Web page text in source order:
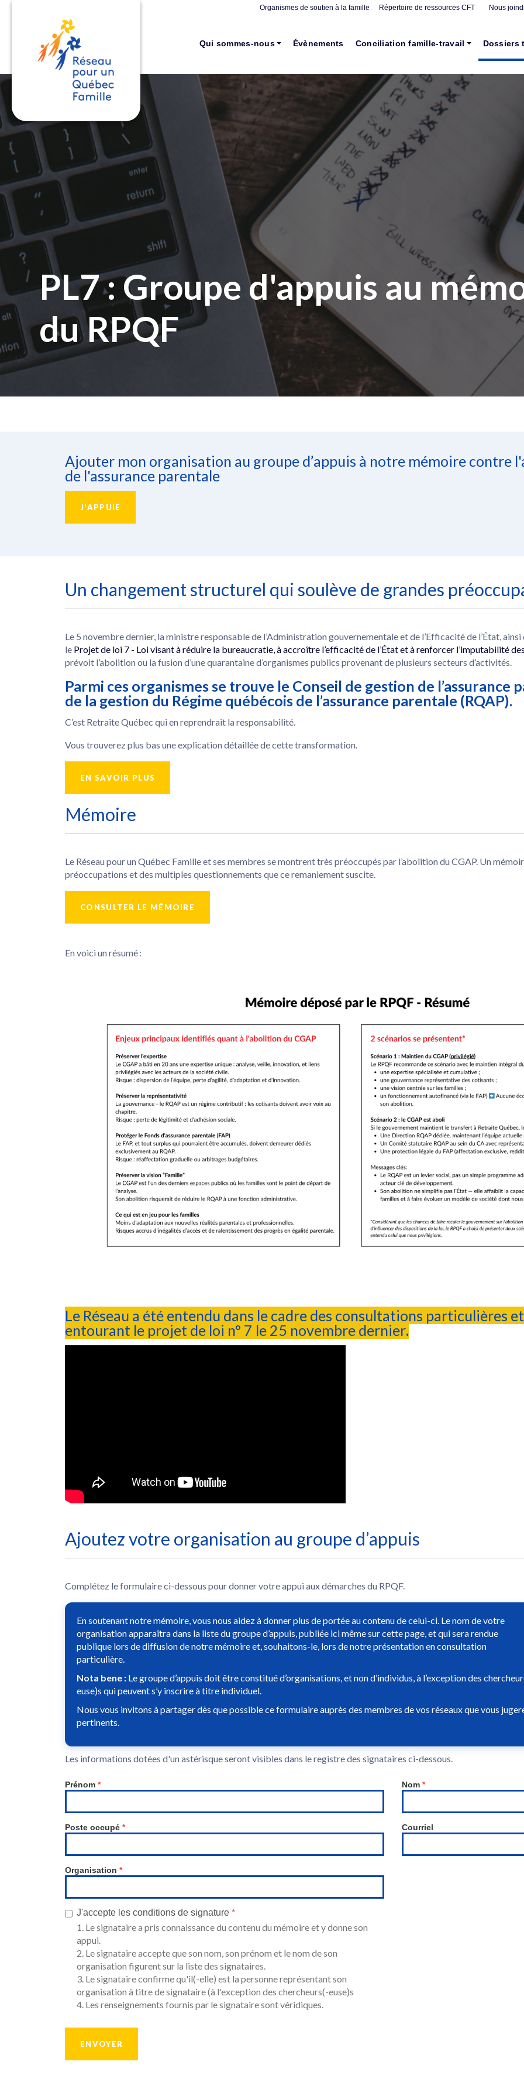
Organismes de soutien à la famille Répertoire de ressources CFT Nous
Qui sommes-nous Évènements Conciliation famille-travail Dossiers
PL7 : Groupe d'appuis au
du RPQF
Ajouter mon organisation au groupe d’appuis à notre mémoire contre
de l'assurance parentale
J'APPUIE
Un changement structurel qui soulève de grandes
Le 5 novembre dernier, la ministre responsable de l’Administration gouvernementale et de l’Efficacité de l’État,
le Projet de loi 7 - Loi visant à réduire la bureaucratie, à accroître l’efficacité de l’État et à renforcer l’imputabilité
prévoit l’abolition ou la fusion d’une quarantaine d’organismes publics provenant de plusieurs secteurs d’activités.
Parmi ces organismes se trouve le Conseil de gestion de l’assurance
de la gestion du Régime québécois de l’assurance parentale (RQAP).
C’est Retraite Québec qui en reprendrait la responsabilité.
Vous trouverez plus bas une explication détaillée de cette transformation.
EN SAVOIR PLUS
Mémoire
Le Réseau pour un Québec Famille et ses membres se montrent très préoccupés par l’abolition du CGAP. Un
préoccupations et des multiples questionnements que ce remaniement suscite.
CONSULTER LE MÉMOIRE
En voici un résumé :
Le Réseau a été entendu dans le cadre des consultations particulières
entourant le projet de loi n° 7 le 25 novembre dernier.
Ajoutez votre organisation au groupe d’appuis
Complétez le formulaire ci-dessous pour donner votre appui aux démarches du RPQF.
En soutenant notre mémoire, vous nous aidez à donner plus de portée au contenu de celui-ci. Le nom de votre
organisation apparaîtra dans la liste du groupe d’appuis, publiée ici même sur cette page, et qui sera rendue
publique lors de diffusion de notre mémoire et, souhaitons-le, lors de notre présentation en consultation
particulière.
Nota bene : Le groupe d’appuis doit être constitué d’organisations, et non d’individus, à l’exception des
euse)s qui peuvent s’y inscrire à titre individuel.
Nous vous invitons à partager dès que possible ce formulaire auprès des membres de vos réseaux que vous
pertinents.
Les informations dotées d'un astérisque seront visibles dans le registre des signataires ci-dessous.
Prénom * Nom *
Poste occupé * Courriel
Organisation *
J'accepte les conditions de signature *
1. Le signataire a pris connaissance du contenu du mémoire et y donne son
appui.
2. Le signataire accepte que son nom, son prénom et le nom de son
organisation figurent sur la liste des signataires.
3. Le signataire confirme qu'il(-elle) est la personne représentant son
organisation à titre de signataire (à l'exception des chercheurs(-euse)s
4. Les renseignements fournis par le signataire sont véridiques.
ENVOYER